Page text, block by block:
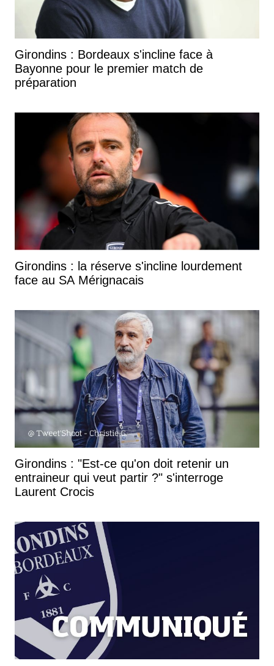
Girondins : Bordeaux s'incline face à
Bayonne pour le premier match de
préparation
Girondins : la réserve s'incline lourdement
face au SA Mérignacais
Girondins : "Est-ce qu'on doit retenir un
entraineur qui veut partir ?" s'interroge
Laurent Crocis